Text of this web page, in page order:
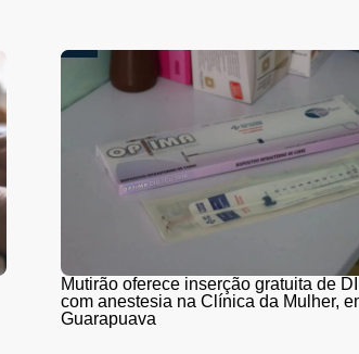
Mutirão oferece inserção gratuita de
com anestesia na Clínica da Mulher,
Guarapuava